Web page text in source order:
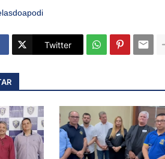
Twitter